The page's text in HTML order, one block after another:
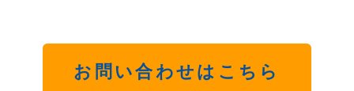
お問い合わせはこちら